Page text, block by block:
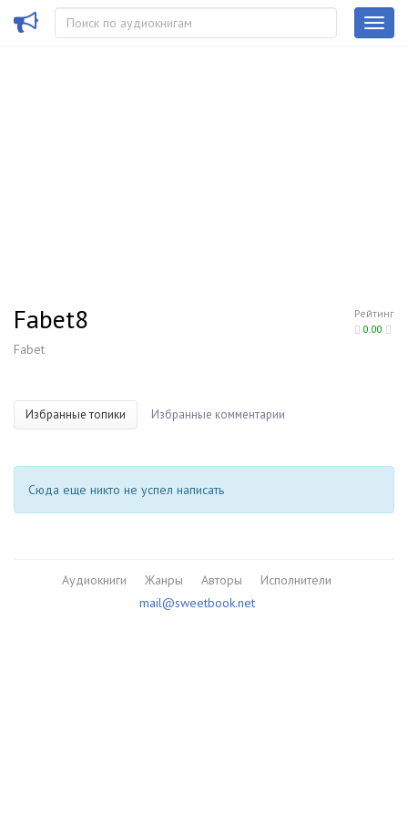
Рейтинг
0.00
Fabet8
Fabet
Избранные топики Избранные комментарии
Сюда еще никто не успел написать
Аудиокниги Жанры Авторы
Исполнители
mail@sweetbook.net